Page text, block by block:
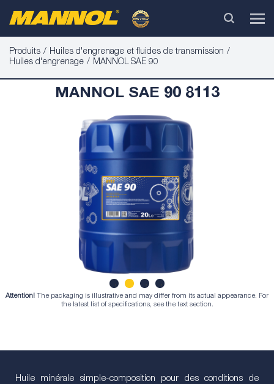
Produits
Huiles d'engrenage et fluides de transmission
Huiles d'engrenage
MANNOL SAE 90
MANNOL SAE 90 8113
1 2 3
Attention! The packaging is illustrative and may differ from its actual appearance. For
the latest list of specifications, see the text section.
Huile minérale simple-composition pour des conditions de